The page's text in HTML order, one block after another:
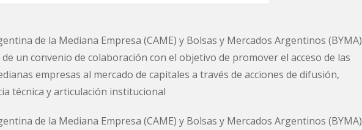
de la Mediana Empresa (CAME) y Bolsas y Mercados Argentinos (BYMA)
un convenio de colaboración con el objetivo de promover el acceso de las
empresas al mercado de capitales a través de acciones de difusión,
técnica y articulación institucional
de la Mediana Empresa (CAME) y Bolsas y Mercados Argentinos (BYMA)